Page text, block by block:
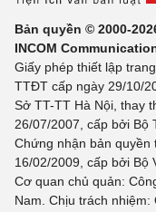
Bản quyền © 2000-
INCOM
Giấy phép thiết lập
TTĐT cấp ngày 29/10/
Sở TT-TT Hà Nội, thay
26/07/2007, cấp bởi Bộ
Chứng nhận bản quyền
16/02/2009, cấp bởi Bộ
Cơ quan chủ quản:
Nam. Chịu trách nhiệm: